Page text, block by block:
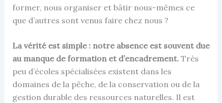
former, nous organiser et bâtir nous-mêmes ce
que d’autres sont venus faire chez nous ?
La vérité est simple : notre absence est souvent due
au manque de formation et d’encadrement.Très
peu d’écoles spécialisées existent dans les
domaines de la pêche, de la conservation ou de la
gestion durable des ressources naturelles. Il est